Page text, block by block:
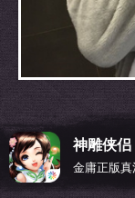
神雕侠侣
金庸正版真
客服中心